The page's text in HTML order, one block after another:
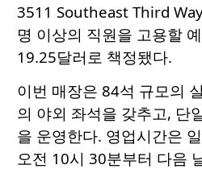
3511 Southeast Third
명 이상의 직원을 고용할
19.25달러로 책정됐다.
이번 매장은 84석 규모의
의 야외 좌석을 갖추고, 단
을 운영한다. 영업시간은
오전 10시 30분부터 다음